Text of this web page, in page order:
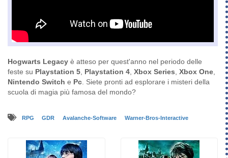
Hogwarts Legacy è atteso per quest'anno nel periodo delle
feste su Playstation 5 Playstation 4 Xbox Series Xbox One
Nintendo Switch e Pc . Siete pronti ad esplorare i misteri della
scuola di magia più famosa del mondo?
RPG GDR Avalanche-Software Warner-Bros-Interactive